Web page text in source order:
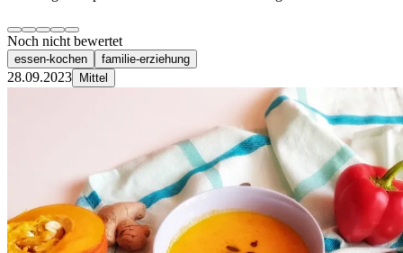
Noch nicht bewertet
essen-kochen familie-erziehung
28.09.2023 Mittel